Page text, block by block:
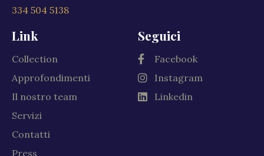
334 504 5138
Link
Collection
Approfondimenti
Il nostro team
Servizi
Contatti
Press
Seguici
Facebook
Instagram
Linkedin